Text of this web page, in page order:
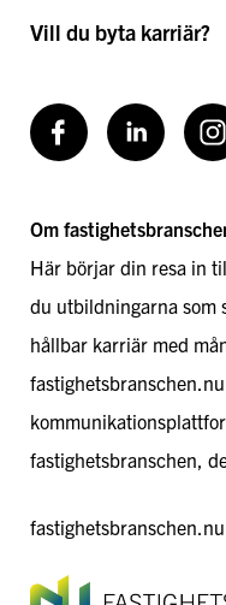
Vill du byta karriär?
FacebookLinkedIn
Om
Här börjar din resa in
du utbildningarna som
hållbar karriär med
fastighetsbranschen,